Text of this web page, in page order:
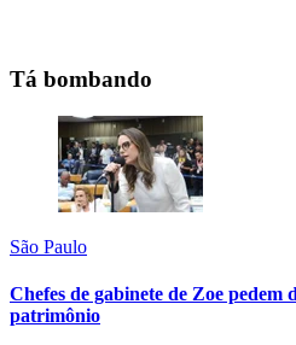
Tá bombando
São Paulo
Chefes de gabinete de Zoe pedem
patrimônio